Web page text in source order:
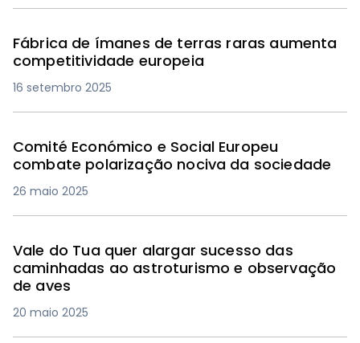
Fábrica de ímanes de terras raras aumenta
competitividade europeia
16 setembro 2025
Comité Económico e Social Europeu
combate polarização nociva da sociedade
26 maio 2025
Vale do Tua quer alargar sucesso das
caminhadas ao astroturismo e observação
de aves
20 maio 2025